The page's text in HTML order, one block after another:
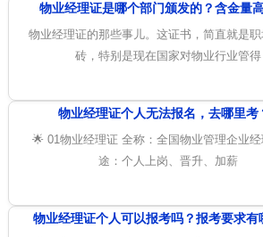
物业经理证是哪个部门颁发的？含金量
物业经理证的那些事儿。这证书，简直就是
砖，特别是现在国家对物业行业管得
物业经理证个人无法报名，去哪里考
🌟 01物业经理证 全称：全国物业管理企业
途：个人上岗、晋升、加薪
物业经理证个人可以报考吗？报考要求有